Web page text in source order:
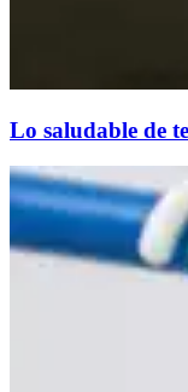
Lo saludable de